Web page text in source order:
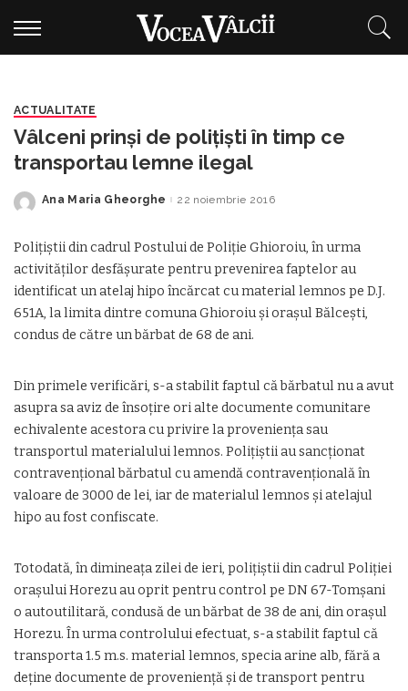
ACTUALITATE
Vâlceni prinşi de poliţişti în timp ce
transportau lemne ilegal
Posted
Ana Maria Gheorghe 22 noiembrie 2016
Poliţiştii din cadrul Postului de Poliţie Ghioroiu, în urma
activităţilor desfăşurate pentru prevenirea faptelor au
identificat un atelaj hipo încărcat cu material lemnos pe D.J.
651A, la limita dintre comuna Ghioroiu şi oraşul Bălceşti,
condus de către un bărbat de 68 de ani.
Din primele verificări, s-a stabilit faptul că bărbatul nu a avut
asupra sa aviz de însoţire ori alte documente comunitare
echivalente acestora cu privire la provenienţa sau
transportul materialului lemnos. Poliţiştii au sancţionat
contravenţional bărbatul cu amendă contravenţională în
valoare de 3000 de lei, iar de materialul lemnos şi atelajul
hipo au fost confiscate.
Totodată, în dimineaţa zilei de ieri, poliţiştii din cadrul Poliţiei
oraşului Horezu au oprit pentru control pe DN 67-Tomşani
o autoutilitară, condusă de un bărbat de 38 de ani, din oraşul
Horezu. În urma controlului efectuat, s-a stabilit faptul că
transporta 1.5 m.s. material lemnos, specia arine alb, fără a
deţine documente de provenienţă şi de transport pentru